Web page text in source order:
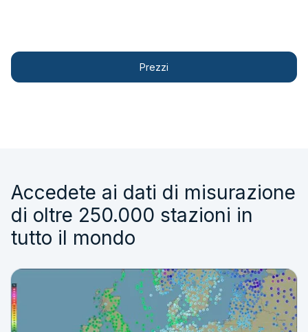
Prezzi
Accedete ai dati di misurazione
di oltre 250.000 stazioni in
tutto il mondo